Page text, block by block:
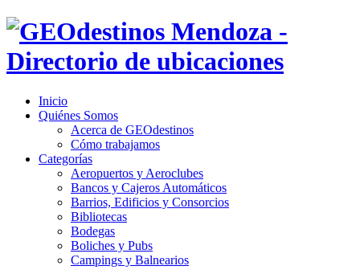
Inicio
Quiénes Somos
Acerca de GEOdestinos
Cómo trabajamos
Categorías
Aeropuertos y Aeroclubes
Bancos y Cajeros Automáticos
Barrios, Edificios y Consorcios
Bibliotecas
Bodegas
Boliches y Pubs
Campings y Balnearios